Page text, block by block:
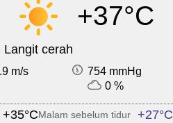
+37°C
Langit cerah
m/s
754 mmHg
0 %
+35°CMalam sebelum tidur +27°C